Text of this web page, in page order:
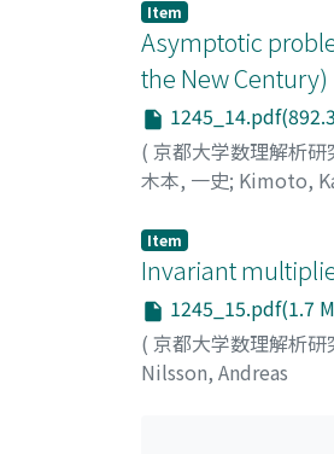
Item
Asymptotic
the New Century)
( 京都大学数理解析研
木本, 一史; Kimoto,
Item
Invariant
1245_15.pdf(1.7
( 京都大学数理解析研
Nilsson, Andreas